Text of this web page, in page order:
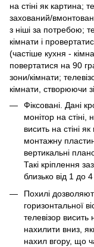
на стіні як картина;
захований/
з ніші за потребою;
кімнати і
(частіше кухня -
повертатися на 90
зони/кімнати;
кімнати, створюючи
Фіксовані. Дані
монітор на стіні,
висить на стіні
монтажну
вертикальні
Такі кріплення
близько від 1 до
Похилі
горизонтальної
телевізор висить
нахилити вниз,
нахил вгору, що